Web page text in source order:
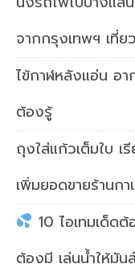
จากกรุงเทพฯ เที่ย
ไข้กาฬหลังแอ่น อา
ต้องรู้
ถุงใส่แก้วเต็มใบ
เพิ่มยอดขายร้านก
10 ไอเทมเด็ด
ต้องมี เล่นน้ำให้มั